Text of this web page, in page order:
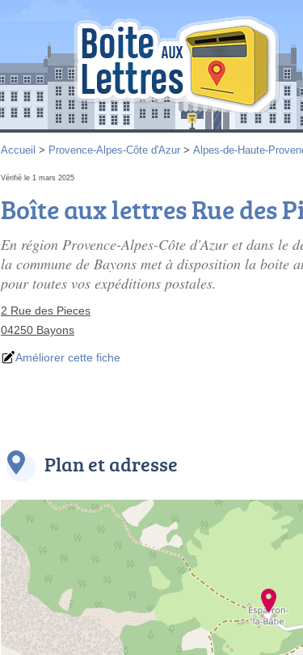
Accueil > Provence-Alpes-Côte d'Azur > Alpes-de-Haute-
Vérifié le 1 mars 2025
Boîte aux lettres Rue des
En région Provence-Alpes-Côte d'Azur et dans le
la commune de Bayons met à disposition la boite
pour toutes vos expéditions postales.
2 Rue des Pieces
04250 Bayons
Améliorer cette fiche
Plan et adresse